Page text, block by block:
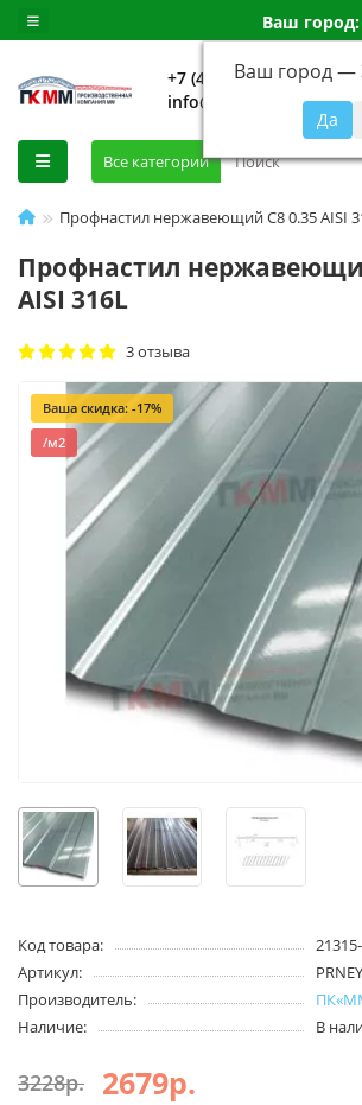
Ваш город:
Ваш город —
+7 (499) 648-92-94
Все категории
Профнастил нержавеющий С8 0.35 AISI
Профнастил
AISI 316L
3 отзыва
Ваша скидка: -17%
/м2
Код товара:
Артикул:
Производитель:
Наличие:
В
3228р. 2679р.